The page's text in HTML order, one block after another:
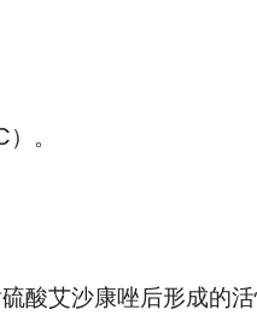
。
酸艾沙康唑后形成的活